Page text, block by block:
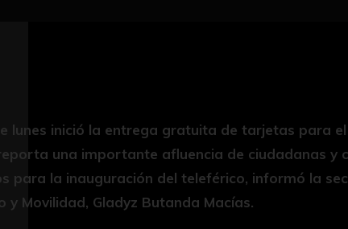
lunes inició la entrega gratuita de tarjetas para
una importante afluencia de ciudadanas y
para la inauguración del teleférico, informó la
y Movilidad, Gladyz Butanda Macías.